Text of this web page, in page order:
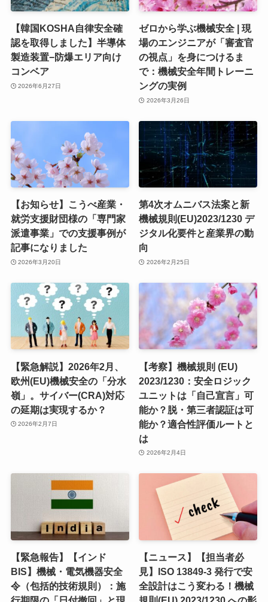
【韓国KOSHA自律安全確
認を取得しました】半導体
製造装置−防爆エリア向け
コンベア
2026年6月27日
ゼロから学ぶ機械安全 | 現
場のエンジニアが「審査官
の視点」を身につけるま
で：機械安全年間トレーニ
ングの実例
2026年3月26日
【お知らせ】こうべ産業・
就労支援財団様の「専門家
派遣事業」での支援事例が
記事になりました
2026年3月20日
第4次オムニバス法案と新
機械規則(EU)2023/1230 デ
ジタル化要件と産業界の動
向
2026年2月25日
【緊急解説】2026年2月、
欧州(EU)機械安全の「分水
嶺」。サイバー(CRA)対応
の延期は実現するか？
2026年2月7日
【考察】機械規則 (EU)
2023/1230：安全ロジック
ユニットは「自己宣言」可
能か？脱・第三者認証は可
能か？適合性評価ルートと
は
2026年2月4日
【緊急報告】【インド
BIS】機械・電気機器安全
令（包括的技術規則）：施
【ニュース】【担当者必
見】ISO 13849-3 発行で安
全設計はこう変わる！機械